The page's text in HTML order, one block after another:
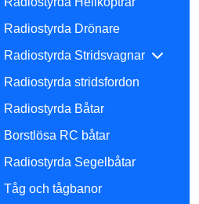
Radiostyrda Drönare
Radiostyrda Stridsvagnar
Radiostyrda stridsfordon
Radiostyrda Båtar
Borstlösa RC båtar
Radiostyrda Segelbåtar
Tåg och tågbanor